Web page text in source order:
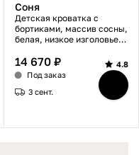
Соня
Детская кроватка с
бортиками, массив сосны,
белая, низкое изголовье,
80×190 см
14 670 ₽ 4.8
Под заказ
3 сент.